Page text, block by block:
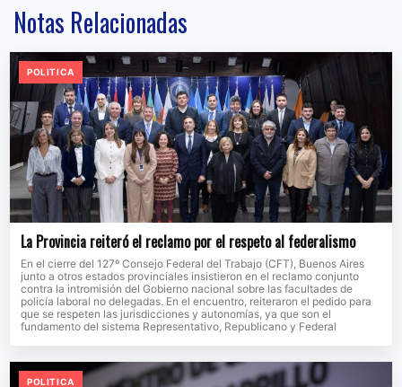
Notas Relacionadas
POLITICA
La Provincia reiteró el reclamo por el respeto al federalismo
En el cierre del 127º Consejo Federal del Trabajo (CFT), Buenos Aires
junto a otros estados provinciales insistieron en el reclamo conjunto
contra la intromisión del Gobierno nacional sobre las facultades de
policía laboral no delegadas. En el encuentro, reiteraron el pedido para
que se respeten las jurisdicciones y autonomías, ya que son el
fundamento del sistema Representativo, Republicano y Federal
POLITICA